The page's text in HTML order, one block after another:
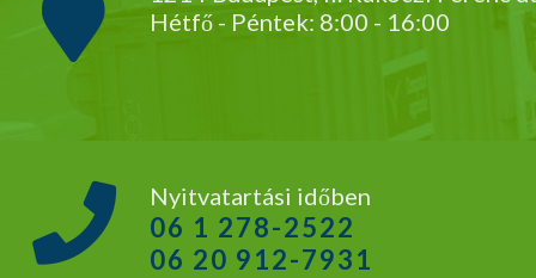
Hétfő - Péntek: 8:00 - 16:00
Nyitvatartási időben
06 1 278-2522
06 20 912-7931